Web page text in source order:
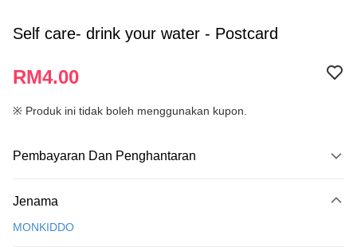
Self care- drink your water - Postcard
RM4.00
※ Produk ini tidak boleh menggunakan kupon.
Pembayaran Dan Penghantaran
Kad Kredit
Jenama
MONKIDDO